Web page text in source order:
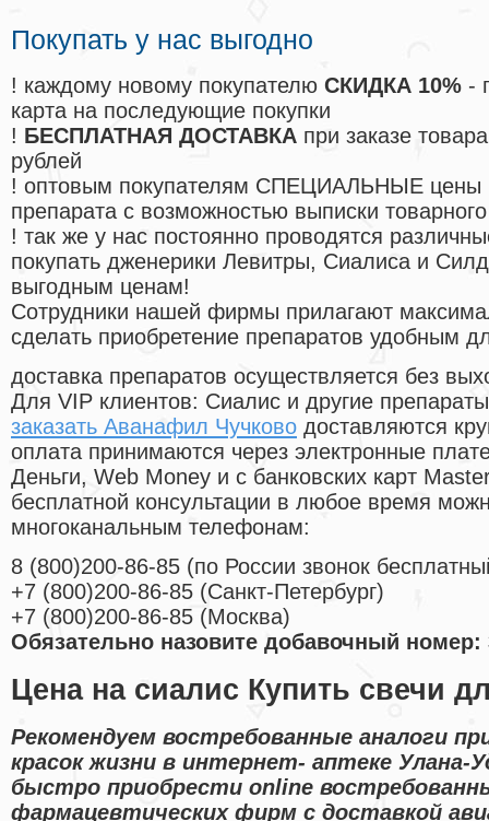
Покупать у нас выгодно
! каждому новому покупателю СКИДКА 10% -
карта на последующие покупки
! БЕСПЛАТНАЯ ДОСТАВКА при заказе
рублей
! оптовым покупателям СПЕЦИАЛЬНЫЕ цены
препарата с возможностью выписки
! так же у нас постоянно проводятся
покупать дженерики Левитры, Сиалиса и
выгодным ценам!
Cотрудники нашей фирмы прилагают
сделать приобретение препаратов удобным
доставка препаратов осуществляется без
Для VIP клиентов: Сиалис и другие
заказать Аванафил Чучково доставляются
оплата принимаются через электронные
Деньги, Web Money и с банковских карт
бесплатной консультации в любое время
многоканальным телефонам:
8 (800)200-86-85 (по России звонок
+7 (800)200-86-85 (Санкт-Петербург)
+7 (800)200-86-85 (Москва)
Обязательно назовите добавочный номер:
Цена на сиалис Купить свечи
Рекомендуем востребованные аналоги
красок жизни в интернет- аптеке
быстро приобрести online
фармацевтических фирм с доставкой